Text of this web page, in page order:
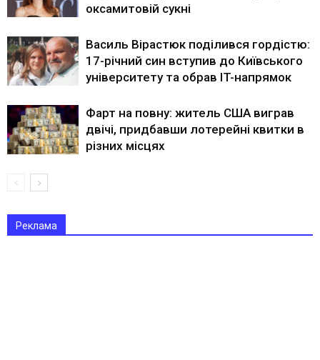
оксамитовій сукні
Василь Вірастюк поділився гордістю:
17-річний син вступив до Київського
університету та обрав IT-напрямок
Фарт на повну: житель США виграв
двічі, придбавши лотерейні квитки в
різних місцях
Реклама